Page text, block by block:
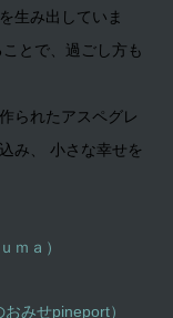
生み出していま
とで、過ごし方も
られたアスペグレ
み、 小さな幸せを
ｍａ）
みせpineport）